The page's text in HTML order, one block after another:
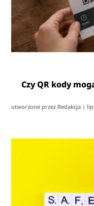
Czy QR kody
utworzone przez Redakcja |